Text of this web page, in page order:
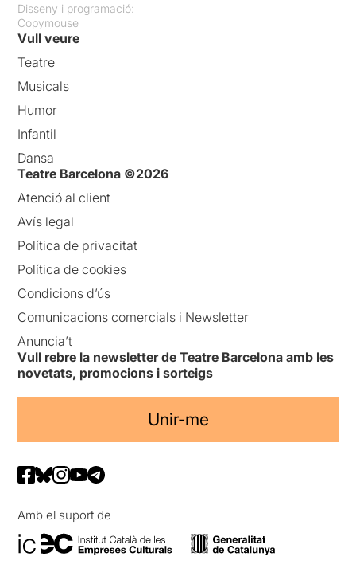
Disseny i programació:
Copymouse
Vull veure
Teatre
Musicals
Humor
Infantil
Dansa
Teatre Barcelona ©2026
Atenció al client
Avís legal
Política de privacitat
Política de cookies
Condicions d’ús
Comunicacions comercials i Newsletter
Anuncia’t
Vull rebre la newsletter de Teatre Barcelona amb les
novetats, promocions i sorteigs
Unir-me
Amb el suport de